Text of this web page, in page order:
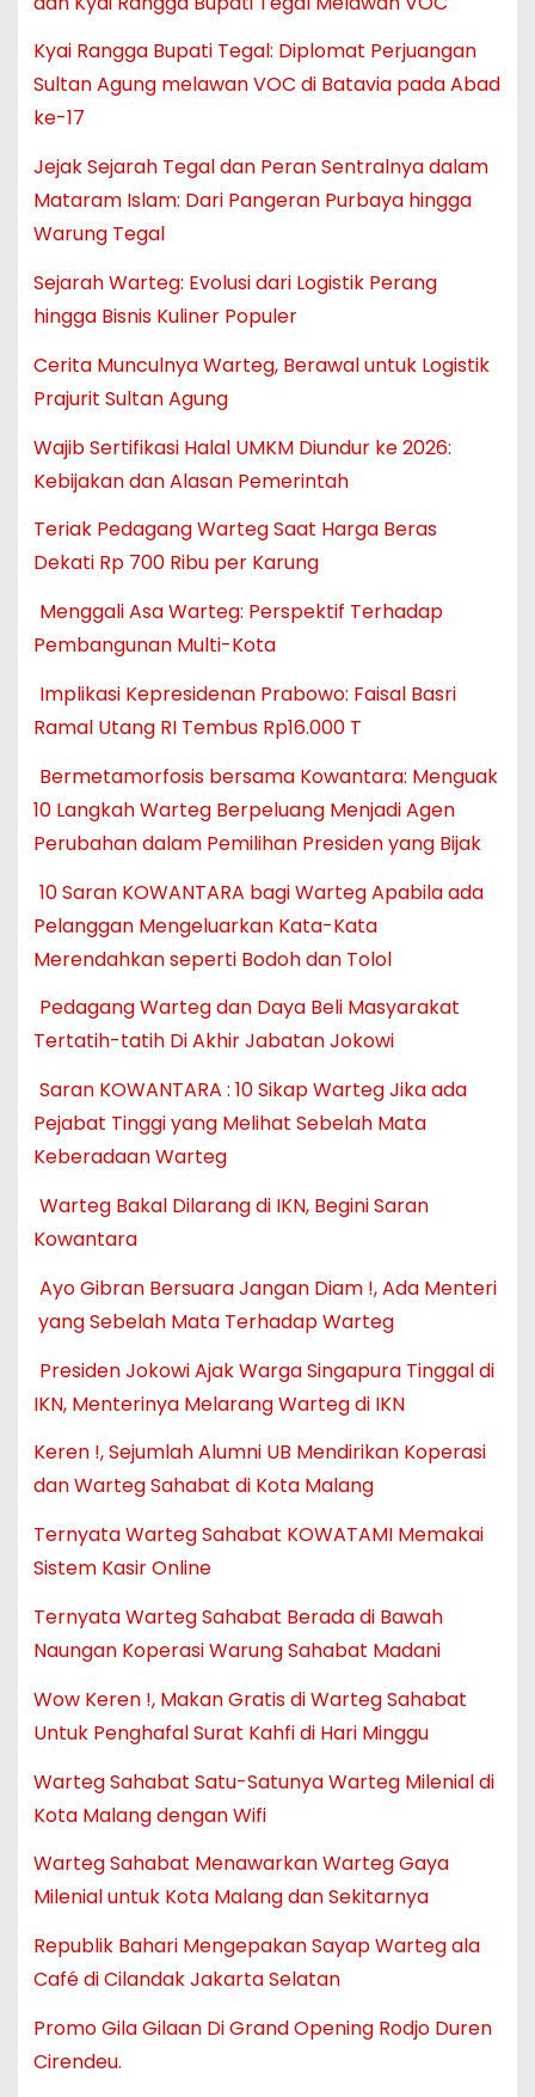
Kyai Rangga Bupati Tegal: Diplomat Perjuangan
Sultan Agung melawan VOC di Batavia pada Abad
ke-17
Jejak Sejarah Tegal dan Peran Sentralnya dalam
Mataram Islam: Dari Pangeran Purbaya hingga
Warung Tegal
Sejarah Warteg: Evolusi dari Logistik Perang
hingga Bisnis Kuliner Populer
Cerita Munculnya Warteg, Berawal untuk Logistik
Prajurit Sultan Agung
Wajib Sertifikasi Halal UMKM Diundur ke 2026:
Kebijakan dan Alasan Pemerintah
Teriak Pedagang Warteg Saat Harga Beras
Dekati Rp 700 Ribu per Karung
Menggali Asa Warteg: Perspektif Terhadap
Pembangunan Multi-Kota
Implikasi Kepresidenan Prabowo: Faisal Basri
Ramal Utang RI Tembus Rp16.000 T
Bermetamorfosis bersama Kowantara: Menguak
10 Langkah Warteg Berpeluang Menjadi Agen
Perubahan dalam Pemilihan Presiden yang Bijak
10 Saran KOWANTARA bagi Warteg Apabila ada
Pelanggan Mengeluarkan Kata-Kata
Merendahkan seperti Bodoh dan Tolol
Pedagang Warteg dan Daya Beli Masyarakat
Tertatih-tatih Di Akhir Jabatan Jokowi
Saran KOWANTARA : 10 Sikap Warteg Jika ada
Pejabat Tinggi yang Melihat Sebelah Mata
Keberadaan Warteg
Warteg Bakal Dilarang di IKN, Begini Saran
Kowantara
Ayo Gibran Bersuara Jangan Diam !, Ada Menteri
yang Sebelah Mata Terhadap Warteg
Presiden Jokowi Ajak Warga Singapura Tinggal di
IKN, Menterinya Melarang Warteg di IKN
Keren !, Sejumlah Alumni UB Mendirikan Koperasi
dan Warteg Sahabat di Kota Malang
Ternyata Warteg Sahabat KOWATAMI Memakai
Sistem Kasir Online
Ternyata Warteg Sahabat Berada di Bawah
Naungan Koperasi Warung Sahabat Madani
Wow Keren !, Makan Gratis di Warteg Sahabat
Untuk Penghafal Surat Kahfi di Hari Minggu
Warteg Sahabat Satu-Satunya Warteg Milenial di
Kota Malang dengan Wifi
Warteg Sahabat Menawarkan Warteg Gaya
Milenial untuk Kota Malang dan Sekitarnya
Republik Bahari Mengepakan Sayap Warteg ala
Café di Cilandak Jakarta Selatan
Promo Gila Gilaan Di Grand Opening Rodjo Duren
Cirendeu.